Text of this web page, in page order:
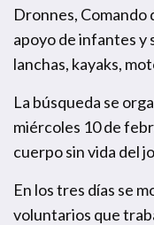
Dronnes, Comando
apoyo de infantes y
lanchas, kayaks,
La búsqueda se
miércoles 10 de
cuerpo sin vida del
En los tres días se
voluntarios que